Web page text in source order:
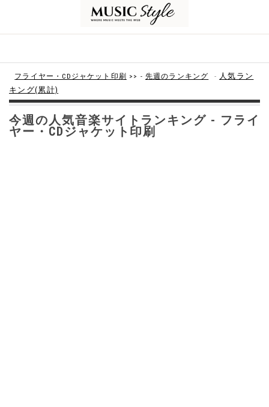
フライヤー・CDジャケット印刷 >> - 先週のランキング - 人気ラン
キング(累計)
今週の人気音楽サイトランキング - フライ
ヤー・CDジャケット印刷